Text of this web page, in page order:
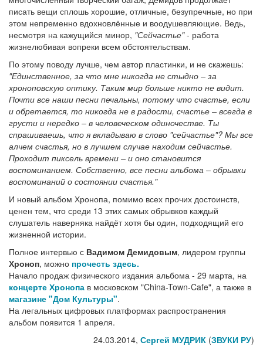
писать вещи сплошь хорошие, отличные, безупречные, но при
этом непременно вдохновлённые и воодушевляющие. Ведь,
несмотря на кажущийся минор, "Сейчастье"- работа
жизнелюбивая вопреки всем обстоятельствам.
По этому поводу лучше, чем автор пластинки, и не скажешь:
"Единственное, за что мне никогда не стыдно – за
хроноповскую оптику. Таким мир больше никто не видит.
Почти все наши песни печальны, потому что счастье, если
и обретается, то никогда не в радости, счастье – всегда в
грусти и нередко – в человеческом одиночестве. Ты
спрашиваешь, что я вкладываю в слово "сейчастье"? Мы все
алчем счастья, но в лучшем случае находим сейчастье.
Проходит пиксель времени – и оно становится
воспоминанием. Собственно, все песни альбома – обрывки
воспоминаний о состоянии счастья."
И новый альбом Хронопа, помимо всех прочих достоинств,
ценен тем, что среди 13 этих самых обрывков каждый
слушатель наверняка найдёт хотя бы один, подходящий его
жизненной истории.
Полное интервью с Вадимом Демидовым, лидером группы
Хроноп, можно прочесть здесь.
Начало продаж физического издания альбома - 29 марта, на
концерте Хронопа в московском "China-Town-Cafe", а также в
магазине "Дом Культуры".
На легальных цифровых платформах распространения
альбом появится 1 апреля.
24.03.2014, Сергей МУДРИК (ЗВУКИ РУ)